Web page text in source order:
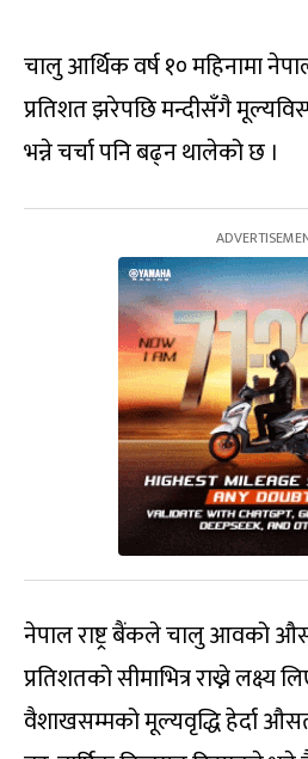
चालु आर्थिक वर्ष १० महिनामा
प्रतिशत झरेपछि मन्दीसँगै
भन्ने चर्चा पनि बढ्न थालेको छ ।
नेपाल राष्ट्र बैंकले चालु आवको
प्रतिशतको सीमाभित्र राख्ने
वैशाखसम्मको मूल्यवृद्धि हेर्दा